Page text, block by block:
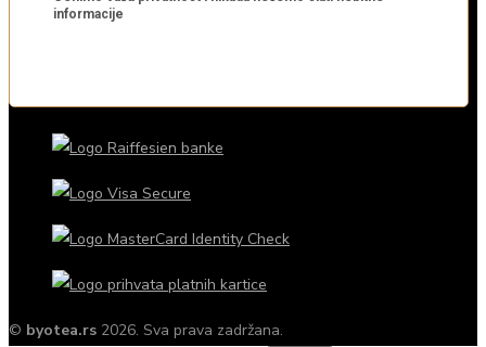
© byotea.rs 2026. Sva prava zadržana.